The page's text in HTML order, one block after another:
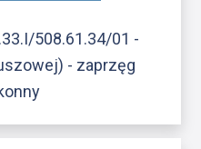
508.61.34/01 -
- zaprzęg